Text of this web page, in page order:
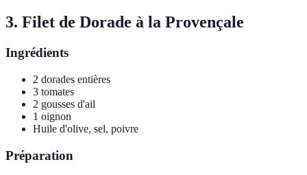
3. Filet de Dorade à la Provençale
Ingrédients
2 dorades entières
3 tomates
2 gousses d'ail
1 oignon
Huile d'olive, sel, poivre
Préparation